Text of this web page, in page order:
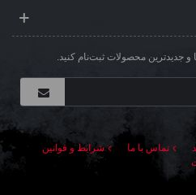
جدیدترین محصولات ثبت‌نام کنید.
تماس با ما
شرایط و قوانین